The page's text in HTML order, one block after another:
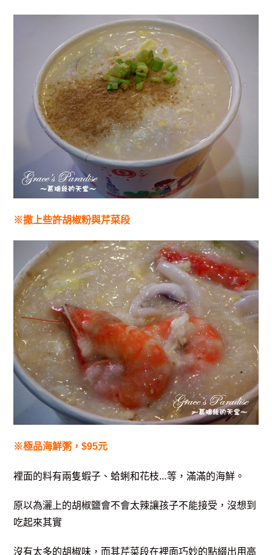
※撒上些許胡椒粉與芹菜段
※極品海鮮粥，$95元
裡面的料有兩隻蝦子、蛤蜊和花枝…等，滿滿的海鮮。
原以為灑上的胡椒鹽會不會太辣讓孩子不能接受，沒想到
吃起來其實
沒有太多的胡椒味，而其芹菜段在裡面巧妙的點綴出用高